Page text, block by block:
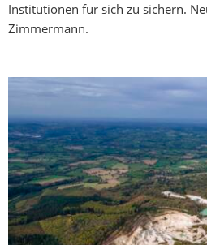
Institutionen für sich zu sichern.
Zimmermann.